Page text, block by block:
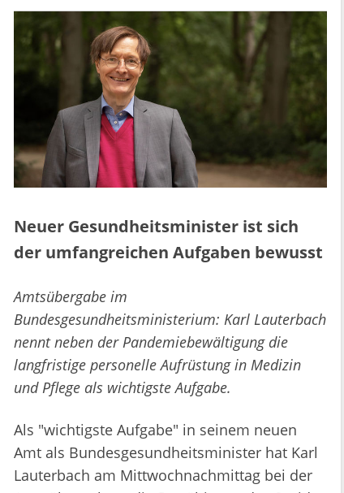
Neuer Gesundheitsminister ist sich
der umfangreichen Aufgaben bewusst
Amtsübergabe im
Bundesgesundheitsministerium: Karl Lauterbach
nennt neben der Pandemiebewältigung die
langfristige personelle Aufrüstung in Medizin
und Pflege als wichtigste Aufgabe.
Als "wichtigste Aufgabe" in seinem neuen
Amt als Bundesgesundheitsminister hat Karl
Lauterbach am Mittwochnachmittag bei der